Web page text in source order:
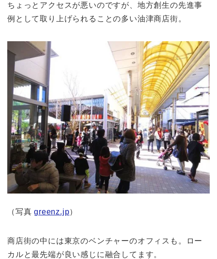
ちょっとアクセスが悪いのですが、地方創生の先進事
例として取り上げられることの多い油津商店街。
（写真greenz.jp）
商店街の中には東京のベンチャーのオフィスも。ロー
カルと最先端が良い感じに融合してます。